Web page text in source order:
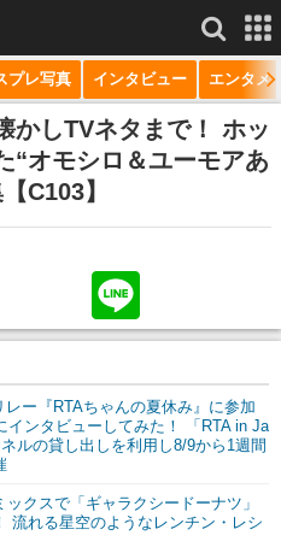
もっと見る
プレ写真 インタビュー エンタメ
かしTVネタまで！ ホッ
“オモシロ＆ユーモアあ
C103】
レー『RTAちゃんの夏休み』に参加
インタビューしてみた！ 「RTA in Ja
ルの貸し出しを利用し8/9から1週間
クスで「ギャラクシードーナツ」
流れる星空のようなレンチン・レシ